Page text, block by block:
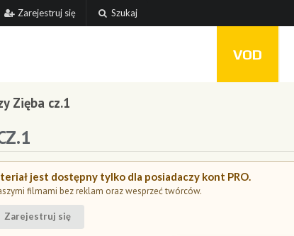
Zarejestruj się Szukaj
VOD
Zięba cz.1
jest dostępny tylko dla posiadaczy kont PRO.
filmami bez reklam oraz wesprzeć twórców.
Zarejestruj się